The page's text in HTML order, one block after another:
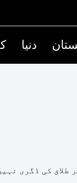
دنیا